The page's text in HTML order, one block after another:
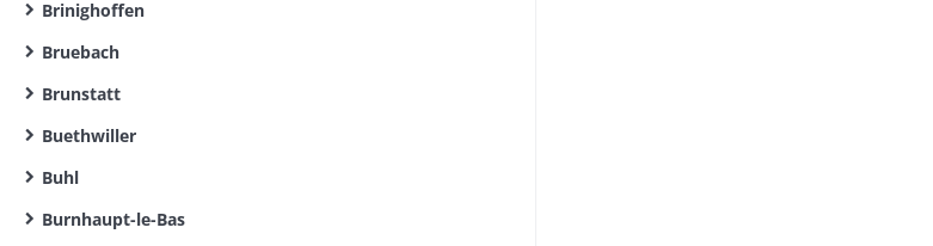
Brinighoffen
Bruebach
Brunstatt
Buethwiller
Buhl
Burnhaupt-le-Bas